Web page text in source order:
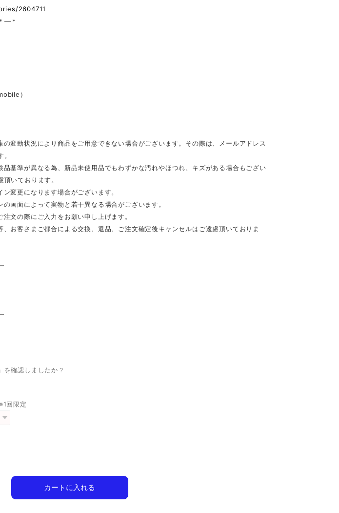
2604711
—＊
）
変動状況により商品をご用意できない場合がございます。その際は、メールアドレス
基準が異なる為、新品未使用品でもわずかな汚れやほつれ、キズがある場合もござい
いております。
変更になります場合がございます。
画面によって実物と若干異なる場合がございます。
文の際にご入力をお願い申し上げます。
お客さまご都合による交換、返品、ご注文確定後キャンセルはご遠慮頂いておりま
を確認しましたか？
回限定
カートに入れる